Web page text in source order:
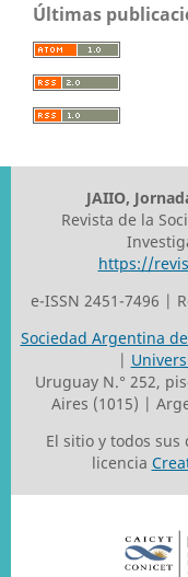
Últimas
JAIIO,
Revista de la
https://
e-ISSN 2451-7496 |
Sociedad Argentina
|
Uruguay N.° 252,
Aires (1015) |
El sitio y todos
licencia